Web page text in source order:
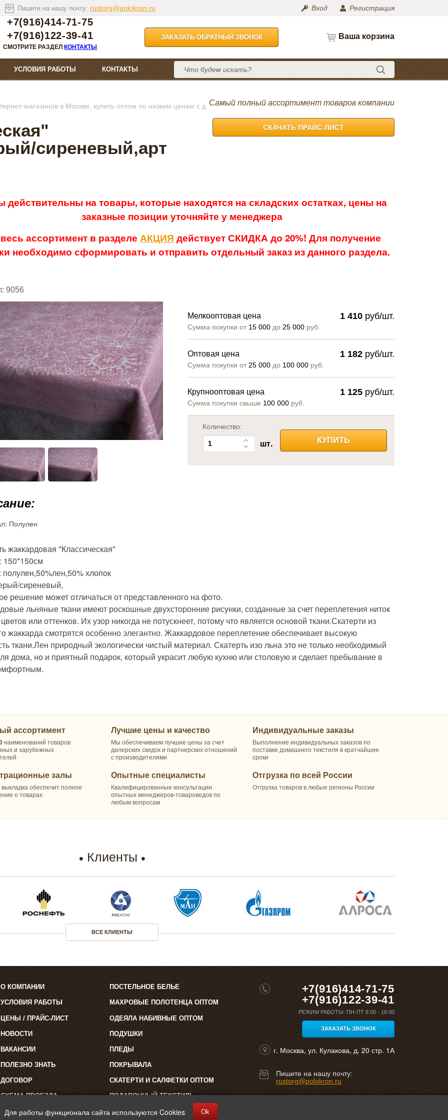
Пишите на нашу почту: rustorg@polokron.ru Вход Регистрация
+7(916)414-71-75
+7(916)122-39-41
СМОТРИТЕ РАЗДЕЛКОНТАКТЫ
ЗАКАЗАТЬ ОБРАТНЫЙ ЗВОНОК Ваша корзина
УСЛОВИЯ РАБОТЫ КОНТАКТЫ
магазинов в Москве, купить оптом по низким ценам с д
сиреневый,арт
Самый полный ассортимент товаров компании
СКАЧАТЬ ПРАЙС-ЛИСТ
действительны на товары, которые находятся на складских остатках, цены на
заказные позиции уточняйте у менеджера
ассортимент в разделе АКЦИЯ действует СКИДКА до 20%! Для получение
необходимо сформировать и отправить отдельный заказ из данного раздела.
9056
Мелкооптовая цена
Сумма покупки от 15 000до 25 000руб.
1 410 руб/шт.
Оптовая цена
Сумма покупки от 25 000до 100 000руб.
1 182 руб/шт.
Крупнооптовая цена
Сумма покупки свыше 100 000руб.
1 125 руб/шт.
Количество:
шт. КУПИТЬ
Полулен
жаккардовая "Классическая"
150*150см
полулен,50%лен,50% хлопок
сиреневый,
решение может отличаться от представленного на фото.
льняные ткани имеют роскошные двухсторонние рисунки, созданные за счет переплетения ниток
или оттенков. Их узор никогда не потускнеет, потому что является основой ткани.Скатерти из
жаккарда смотрятся особенно элегантно. Жаккардовое переплетение обеспечивает высокую
ткани.Лен природный экологически чистый материал. Скатерть изо льна это не только необходимый
дома, но и приятный подарок, который украсит любую кухню или столовую и сделает пребывание в
ассортимент
наименований товаров
и зарубежных
залы
обеспечит полное
о товарах
Лучшие цены и качество
Мы обеспечиваем лучшие цены за счет
дилерских скидок и партнерских отношений
с производителями
Опытные специалисты
Квалифицированные консультации
опытных менеджеров-товароведов по
любым вопросам
Индивидуальные заказы
Выполнение индивидуальных заказов по
поставке домашнего текстиля в кратчайшие
сроки
Отгрузка по всей России
Отгрузка товаров в любые регионы России
Клиенты
ВСЕ КЛИЕНТЫ
О КОМПАНИИ
УСЛОВИЯ РАБОТЫ
ЦЕНЫ / ПРАЙС-ЛИСТ
НОВОСТИ
ВАКАНСИИ
ПОЛЕЗНО ЗНАТЬ
ДОГОВОР
СХЕМА ПРОЕЗДА
ПОСТЕЛЬНОЕ БЕЛЬЕ
МАХРОВЫЕ ПОЛОТЕНЦА ОПТОМ
ОДЕЯЛА НАБИВНЫЕ ОПТОМ
ПОДУШКИ
ПЛЕДЫ
ПОКРЫВАЛА
СКАТЕРТИ И САЛФЕТКИ ОПТОМ
ПОДАРОЧНЫЙ ТЕКСТИЛЬ
+7(916)414-71-75
+7(916)122-39-41
РЕЖИМ РАБОТЫ: ПН-ПТ 8:00 - 18.00
ЗАКАЗАТЬ ЗВОНОК
г. Москва, ул. Кулакова, д. 20 стр. 1А
Пишите на нашу почту:
rustorg@polokron.ru
©2026 "Полокрон". Все права защищены
Для работы функционала сайта используются Cookies Ok